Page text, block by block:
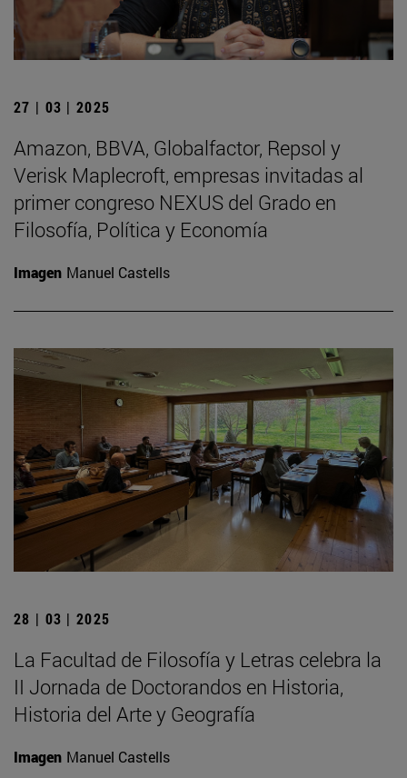
27 | 03 | 2025
Amazon, BBVA, Globalfactor, Repsol y
Verisk Maplecroft, empresas invitadas al
primer congreso NEXUS del Grado en
Filosofía, Política y Economía
Imagen Manuel Castells
28 | 03 | 2025
La Facultad de Filosofía y Letras celebra la
II Jornada de Doctorandos en Historia,
Historia del Arte y Geografía
Imagen Manuel Castells